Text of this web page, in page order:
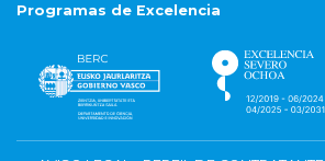
Programas de Excelencia